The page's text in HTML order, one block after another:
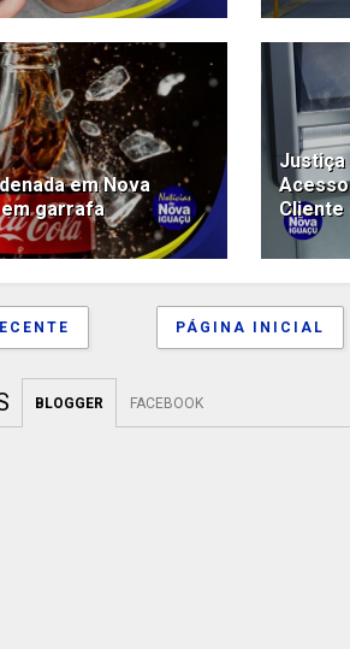
em Nova
em garrafa
Justiça
Cliente
PÁGINA INICIAL
BLOGGER FACEBOOK